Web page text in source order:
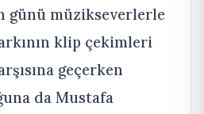
günü müzikseverlerle
klip çekimleri
geçerken
da Mustafa